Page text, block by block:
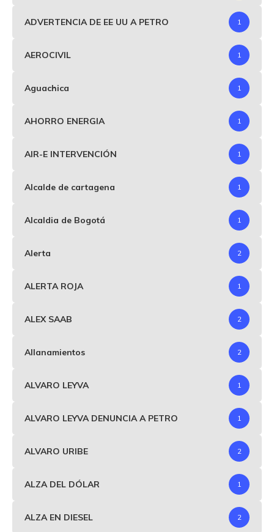
ADVERTENCIA DE EE UU A PETRO 1
AEROCIVIL 1
Aguachica 1
AHORRO ENERGIA 1
AIR-E INTERVENCIÓN 1
Alcalde de cartagena 1
Alcaldia de Bogotá 1
Alerta 2
ALERTA ROJA 1
ALEX SAAB 2
Allanamientos 2
ALVARO LEYVA 1
ALVARO LEYVA DENUNCIA A PETRO 1
ALVARO URIBE 2
ALZA DEL DÓLAR 1
ALZA EN DIESEL 2